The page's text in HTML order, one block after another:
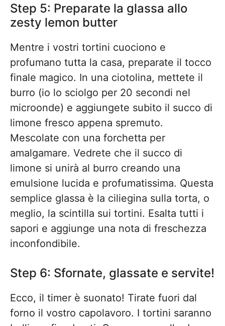
Step 5: Preparate la glassa allo
zesty lemon butter
Mentre i vostri tortini cuociono e
profumano tutta la casa, preparate il tocco
finale magico. In una ciotolina, mettete il
burro (io lo sciolgo per 20 secondi nel
microonde) e aggiungete subito il succo di
limone fresco appena spremuto.
Mescolate con una forchetta per
amalgamare. Vedrete che il succo di
limone si unirà al burro creando una
emulsione lucida e profumatissima. Questa
semplice glassa è la ciliegina sulla torta, o
meglio, la scintilla sui tortini. Esalta tutti i
sapori e aggiunge una nota di freschezza
inconfondibile.
Step 6: Sfornate, glassate e servite!
Ecco, il timer è suonato! Tirate fuori dal
forno il vostro capolavoro. I tortini saranno